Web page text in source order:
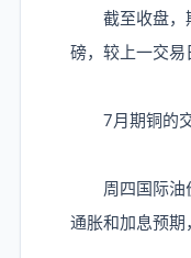
截至收盘，期
磅，较上一交易
7月期铜的交
周四国际油价
通胀和加息预期